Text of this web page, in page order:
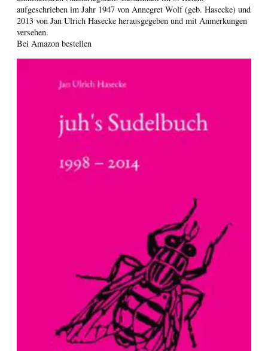
aufgeschrieben im Jahr 1947 von Annegret Wolf (geb. Hasecke) und
2013 von Jan Ulrich Hasecke herausgegeben und mit Anmerkungen
versehen.
Bei Amazon bestellen